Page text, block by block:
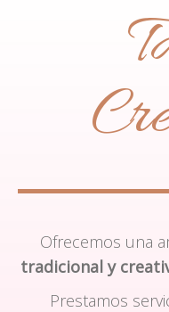
Ofrecemos una
tradicional y
Prestamos